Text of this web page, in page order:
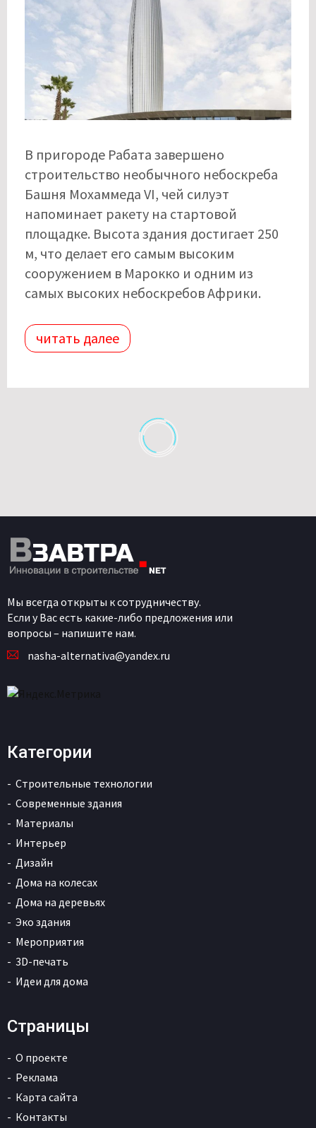
В пригороде Рабата завершено
строительство необычного небоскреба
Башня Мохаммеда VI, чей силуэт
напоминает ракету на стартовой
площадке. Высота здания достигает 250
м, что делает его самым высоким
сооружением в Марокко и одним из
самых высоких небоскребов Африки.
читать далее
Мы всегда открыты к сотрудничеству.
Если у Вас есть какие-либо предложения или
вопросы – напишите нам.
nasha-alternativa@yandex.ru
Категории
Строительные технологии
Современные здания
Материалы
Интерьер
Дизайн
Дома на колесах
Дома на деревьях
Эко здания
Мероприятия
3D-печать
Идеи для дома
Страницы
О проекте
Реклама
Карта сайта
Контакты